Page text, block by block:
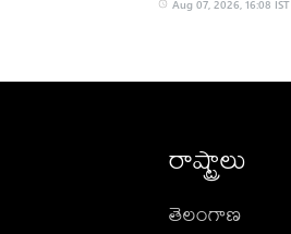
Aug 07, 2026, 16:08 IST
రాష్ట్రాలు
తెలంగాణ